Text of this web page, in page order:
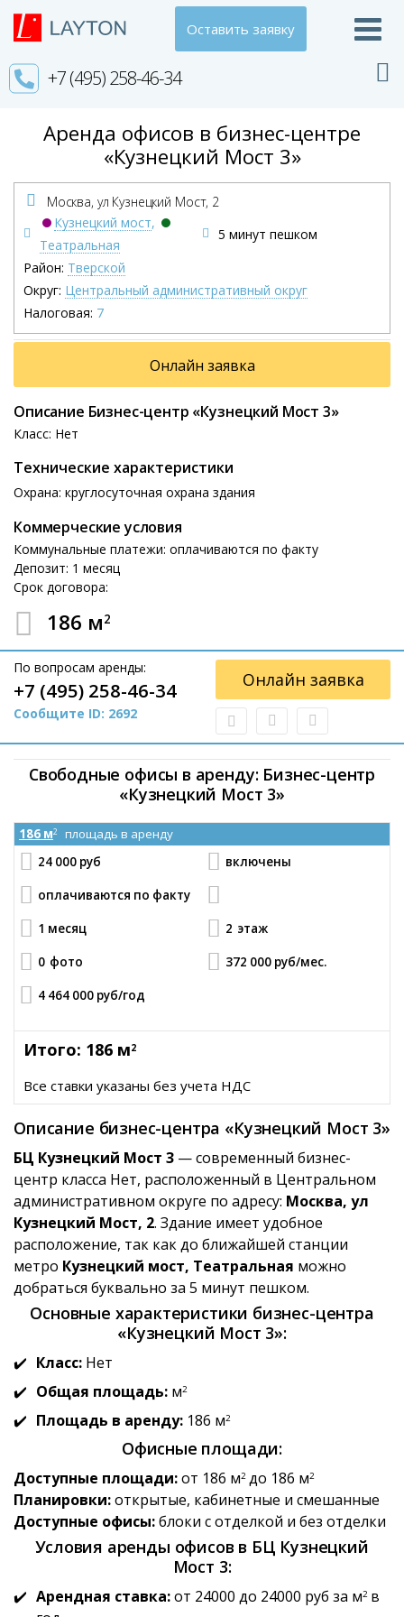
Оставить заявку
+7 (495) 258-46-34
Аренда офисов в бизнес-центре
«Кузнецкий Мост 3»
Москва, ул Кузнецкий Мост, 2
Кузнецкий мост,
Театральная
5 минут пешком
Район: Тверской
Округ: Центральный административный округ
Налоговая: 7
Онлайн заявка
Описание Бизнес-центр «Кузнецкий Мост 3»
Класс: Нет
Технические характеристики
Охрана: круглосуточная охрана здания
Коммерческие условия
Коммунальные платежи: оплачиваются по факту
Депозит: 1 месяц
Срок договора:
186 м2
По вопросам аренды:
+7 (495) 258-46-34
Сообщите ID: 2692
Онлайн заявка
Свободные офисы в аренду: Бизнес-центр
«Кузнецкий Мост 3»
186 м2
площадь в аренду
24 000 руб
включены
оплачиваются по факту
1 месяц 2 этаж
0 фото 372 000 руб/мес.
4 464 000 руб/год
Итого: 186 м2
Все ставки указаны без учета НДС
Описание бизнес-центра «Кузнецкий Мост 3»
БЦ Кузнецкий Мост 3 — современный бизнес-
центр класса Нет, расположенный в Центральном
административном округе по адресу: Москва, ул
Кузнецкий Мост, 2. Здание имеет удобное
расположение, так как до ближайшей станции
метро Кузнецкий мост, Театральная можно
добраться буквально за 5 минут пешком.
Основные характеристики бизнес-центра
«Кузнецкий Мост 3»:
Класс: Нет
Общая площадь: м2
Площадь в аренду: 186 м2
Офисные площади:
Доступные площади:от 186 м2до 186 м2
Планировки:открытые, кабинетные и смешанные
Доступные офисы:блоки с отделкой и без отделки
Условия аренды офисов в БЦ Кузнецкий
Мост 3:
Арендная ставка:от 24000 до 24000 руб за м2в